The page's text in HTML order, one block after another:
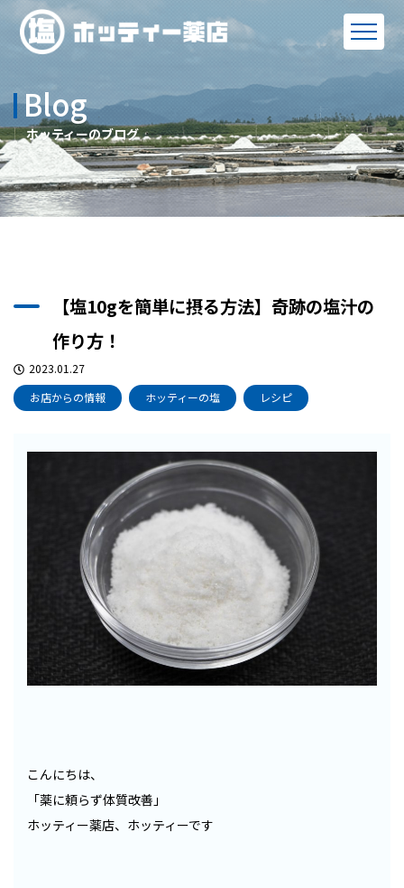
Blog
ホッティーのブログ
【塩10gを簡単に摂る方法】奇跡の塩汁の
作り方！
2023.01.27
お店からの情報
ホッティーの塩 レシピ
こんにちは、
「薬に頼らず体質改善」
ホッティー薬店、ホッティーです